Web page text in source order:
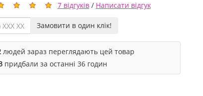
7 відгуків/ Написати відгук
Замовити в один клік!
людей зараз переглядають цей товар
придбали за останні 36 годин